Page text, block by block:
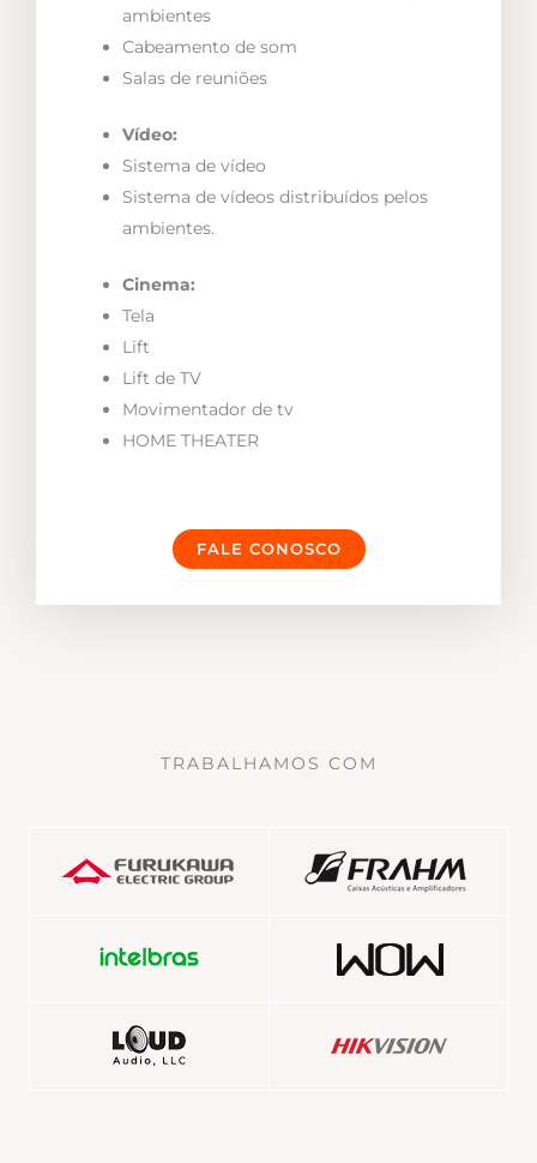
ambientes
Cabeamento de som
Salas de reuniões
Vídeo:
Sistema de vídeo
Sistema de vídeos distribuídos pelos
ambientes.
Cinema:
Tela
Lift
Lift de TV
Movimentador de tv
HOME THEATER
FALE CONOSCO
TRABALHAMOS COM